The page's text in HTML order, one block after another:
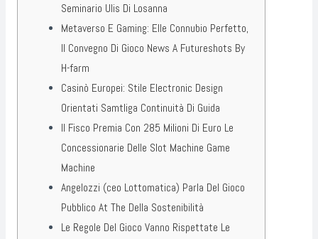
Seminario Ulis Di Losanna
Metaverso E Gaming: Elle Connubio Perfetto,
Il Convegno Di Gioco News A Futureshots By
H-farm
Casinò Europei: Stile Electronic Design
Orientati Samtliga Continuità Di Guida
Il Fisco Premia Con 285 Milioni Di Euro Le
Concessionarie Delle Slot Machine Game
Machine
Angelozzi (ceo Lottomatica) Parla Del Gioco
Pubblico At The Della Sostenibilità
Le Regole Del Gioco Vanno Rispettate Le